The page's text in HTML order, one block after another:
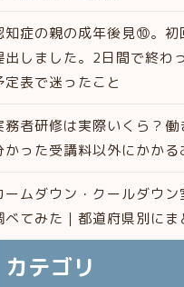
知症の親の成年後見⑩。初
出しました。2日間で終わ
定表で迷ったこと
務者研修は実際いくら？
かった受講料以外にかかる
ームダウン・クールダウン
べてみた｜都道府県別にま
カテゴリ